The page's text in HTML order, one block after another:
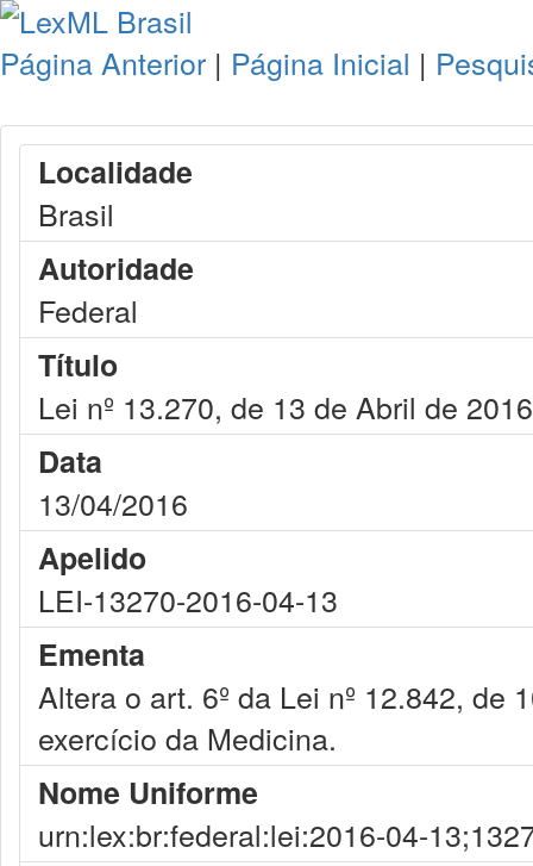
Página Anterior | Página Inicial |
Localidade
Brasil
Autoridade
Federal
Título
Lei nº 13.270, de 13 de Abril de 2016
Data
13/04/2016
Apelido
LEI-13270-2016-04-13
Ementa
Altera o art. 6º da Lei nº 12.842, de
exercício da Medicina.
Nome Uniforme
urn:lex:br:federal:lei:2016-04-